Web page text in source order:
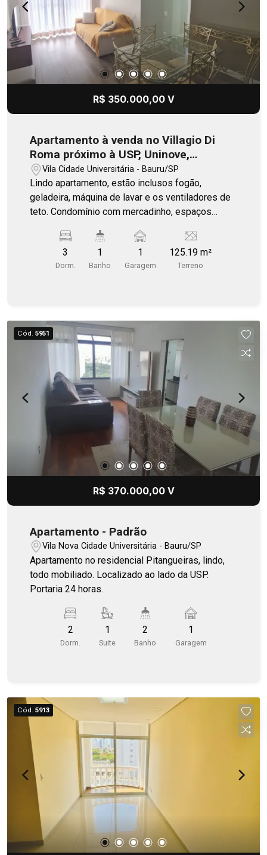
R$ 350.000,00 V
Apartamento à venda no Villagio Di
Roma próximo à USP, Uninove,
Unisagrado, avenida Nações Unidas e
Bauru Shopping
Vila Cidade Universitária - Bauru/SP
Lindo apartamento, estão inclusos fogão,
geladeira, máquina de lavar e os ventiladores de
teto. Condomínio com mercadinho, espaços
para lazer para as crianças. Aceita apartamento
em Santos com volta! Portaria física! Agende a
sua visita.
3
Dorm.
1
Banho
1
Garagem
125.19 m²
Terreno
Cód. 5951
R$ 370.000,00 V
Apartamento - Padrão
Vila Nova Cidade Universitária - Bauru/SP
Apartamento no residencial Pitangueiras, lindo,
todo mobiliado. Localizado ao lado da USP.
Portaria 24 horas.
2
Dorm.
1
Suite
2
Banho
1
Garagem
Cód. 5913